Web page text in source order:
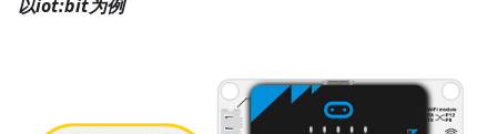
以iot:bit为例